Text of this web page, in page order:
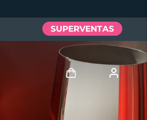
SUPERVENTAS
Iniciar sesión